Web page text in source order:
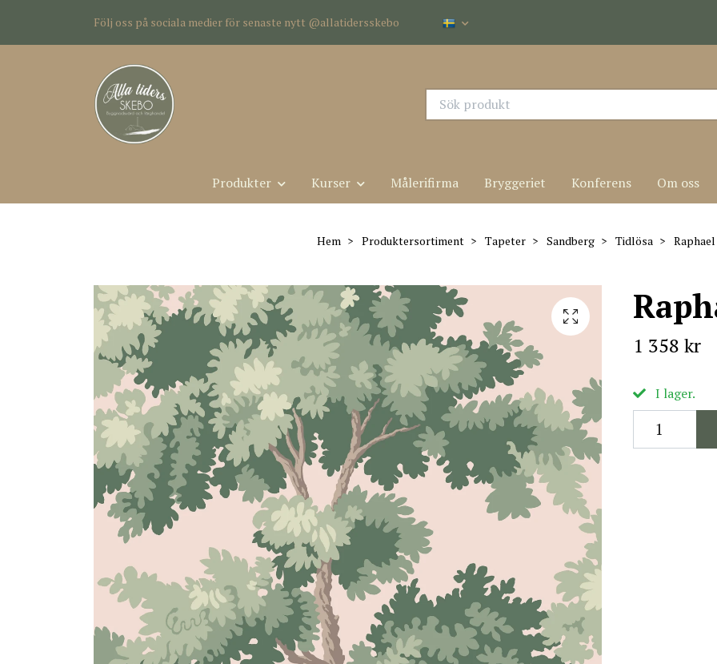
Följ oss på sociala medier för senaste nytt @allatidersskebo
Produkter Kurser Målerifirma Bryggeriet Konferens Om oss
Hem Produktersortiment Tapeter Sandberg Tidlösa Raphael
1 358 kr
I lager.